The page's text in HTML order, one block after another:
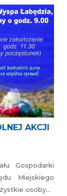
AKCJI
Gospodarki
Miejskiego
osoby…